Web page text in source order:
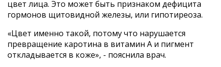
цвет лица. Это может быть признаком дефицита
гормонов щитовидной железы, или гипотиреоза.
«Цвет именно такой, потому что нарушается
превращение каротина в витамин А и пигмент
откладывается в коже», - пояснила врач.